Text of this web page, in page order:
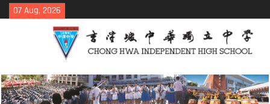
Skip
to
07 Aug, 2026